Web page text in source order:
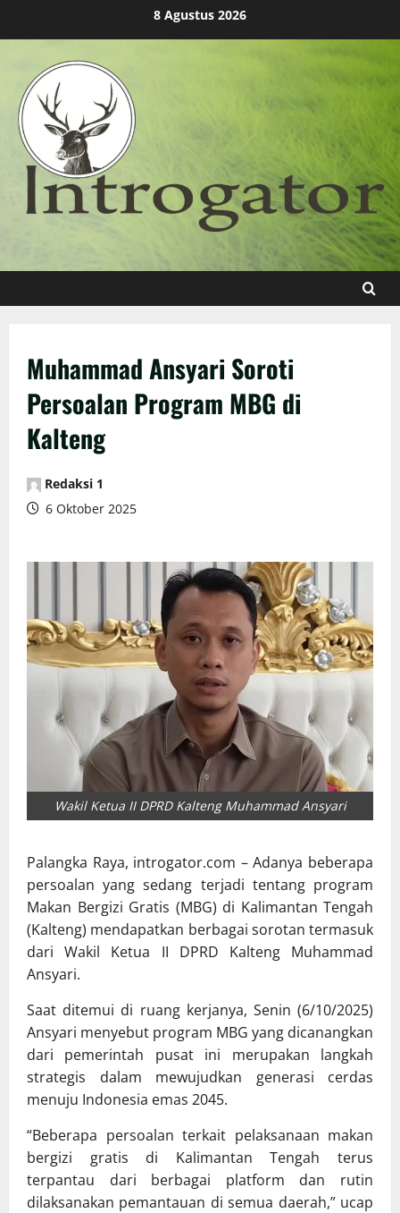
8 Agustus 2026
Muhammad Ansyari Soroti
Persoalan Program MBG di
Kalteng
Redaksi 1
6 Oktober 2025
Wakil Ketua II DPRD Kalteng Muhammad Ansyari
Palangka Raya, introgator.com – Adanya beberapa
persoalan yang sedang terjadi tentang program
Makan Bergizi Gratis (MBG) di Kalimantan Tengah
(Kalteng) mendapatkan berbagai sorotan termasuk
dari Wakil Ketua II DPRD Kalteng Muhammad
Ansyari.
Saat ditemui di ruang kerjanya, Senin (6/10/2025)
Ansyari menyebut program MBG yang dicanangkan
dari pemerintah pusat ini merupakan langkah
strategis dalam mewujudkan generasi cerdas
menuju Indonesia emas 2045.
“Beberapa persoalan terkait pelaksanaan makan
bergizi gratis di Kalimantan Tengah terus
terpantau dari berbagai platform dan rutin
dilaksanakan pemantauan di semua daerah,” ucap